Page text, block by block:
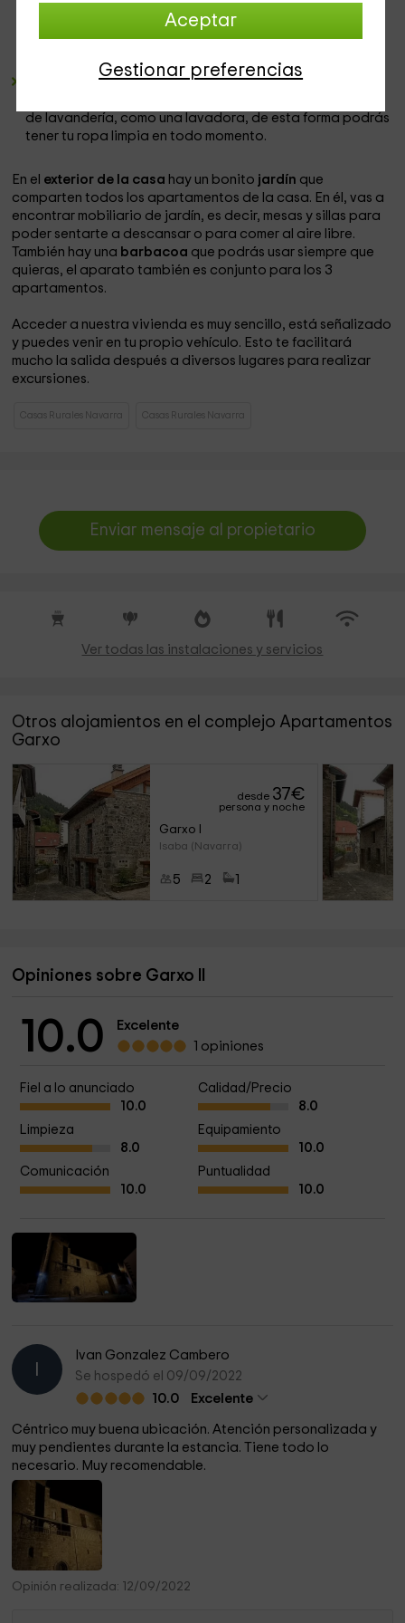
Aceptar
Gestionar preferencias
, muy útil si vienes con niños y quieres tener
espacio para jugar y a la vez dormir. Hay un escritorio
cuarto de bañoque se caracteriza por sus
de lavandería, como una lavadora, de esta forma podrás
tener tu ropa limpia en todo momento.
En el exterior de la casa hay un bonito jardín que
comparten todos los apartamentos de la casa. En él, vas a
encontrar mobiliario de jardín, es decir, mesas y sillas para
poder sentarte a descansar o para comer al aire libre.
También hay una barbacoa que podrás usar siempre que
quieras, el aparato también es conjunto para los 3
apartamentos.
Acceder a nuestra vivienda es muy sencillo, está señalizado
y puedes venir en tu propio vehículo. Esto te facilitará
mucho la salida después a diversos lugares para realizar
excursiones.
Casas Rurales Navarra Casas Rurales Navarra
Enviar mensaje al propietario
Ver todas las instalaciones y servicios
Otros alojamientos en el complejo Apartamentos
Garxo
desde 37€
persona y noche
Garxo I
Isaba (Navarra)
5 2
Opiniones sobre Garxo II
10.0
Excelente
1 opiniones
Fiel a lo anunciado
10.0
Calidad/Precio
8.0
Limpieza
8.0
Equipamiento
10.0
Comunicación
10.0
Puntualidad
10.0
Ivan Gonzalez Cambero
Se hospedó el 09/09/2022
10.0
Excelente
Céntrico muy buena ubicación. Atención personalizada y
muy pendientes durante la estancia. Tiene todo lo
necesario. Muy recomendable.
Opinión realizada: 12/09/2022